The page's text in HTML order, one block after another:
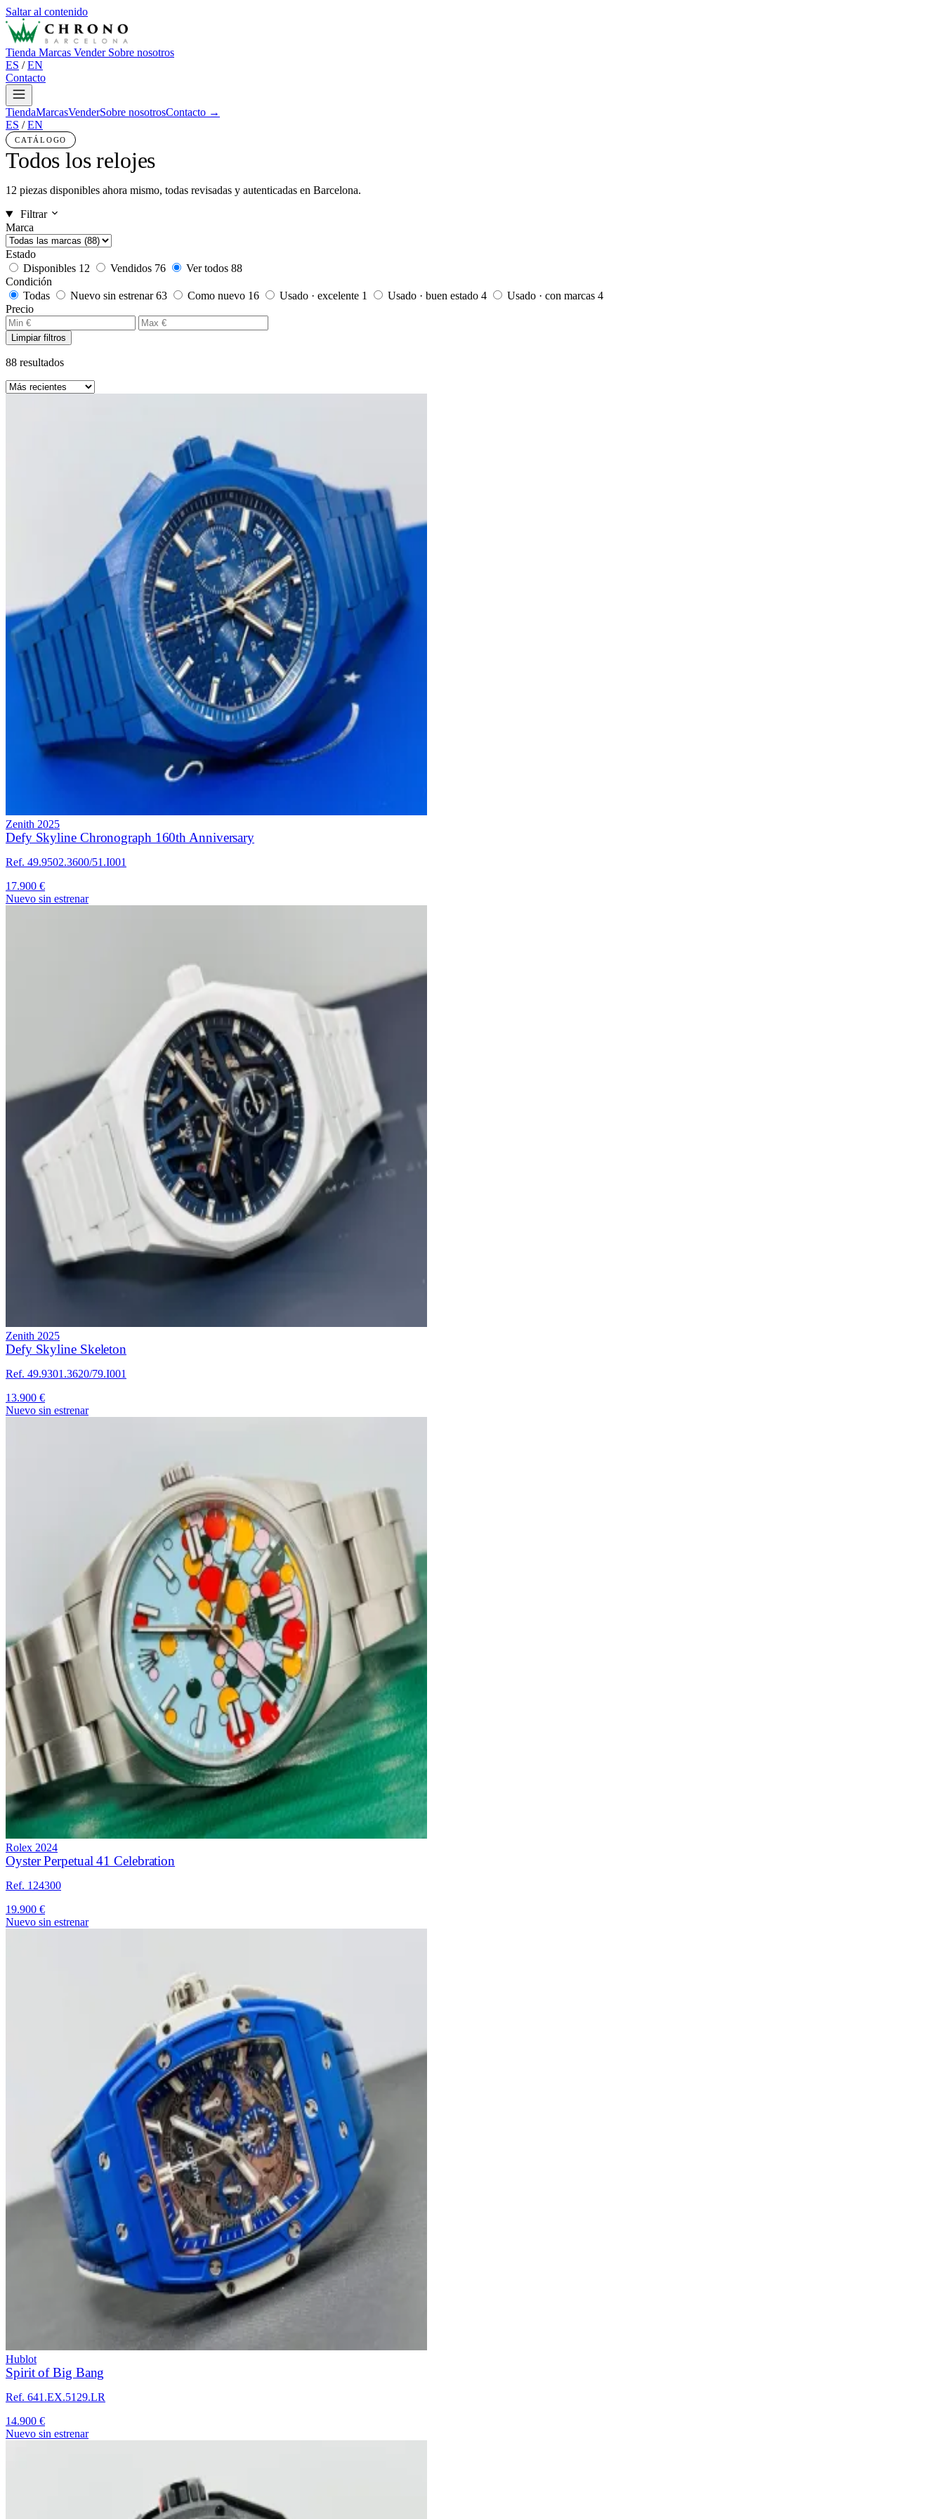
Saltar al contenido
Tienda Marcas Vender Sobre nosotros
ES / EN
Contacto
TiendaMarcasVenderSobre nosotrosContacto →
ES / EN
CATÁLOGO
Todos los relojes
12 piezas disponibles ahora mismo, todas revisadas y autenticadas en Barcelona.
Filtrar
Marca
Estado
Disponibles 12 Vendidos 76 Ver todos 88
Condición
Todas
Nuevo sin estrenar 63 Como nuevo 16 Usado · excelente 1 Usado · buen estado 4 Usado · con marcas 4
Precio
Limpiar filtros
88 resultados
Zenith 2025
Defy Skyline Chronograph 160th Anniversary
Ref. 49.9502.3600/51.I001
17.900 €
Nuevo sin estrenar
Zenith 2025
Defy Skyline Skeleton
Ref. 49.9301.3620/79.I001
13.900 €
Nuevo sin estrenar
Rolex 2024
Oyster Perpetual 41 Celebration
Ref. 124300
19.900 €
Nuevo sin estrenar
Hublot
Spirit of Big Bang
Ref. 641.EX.5129.LR
14.900 €
Nuevo sin estrenar